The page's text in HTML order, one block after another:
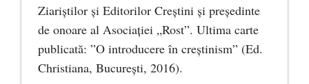
Ziariştilor şi Editorilor Creştini şi preşedinte
de onoare al Asociaţiei „Rost”. Ultima carte
publicată: ”O introducere în creștinism” (Ed.
Christiana, Bucureşti, 2016).